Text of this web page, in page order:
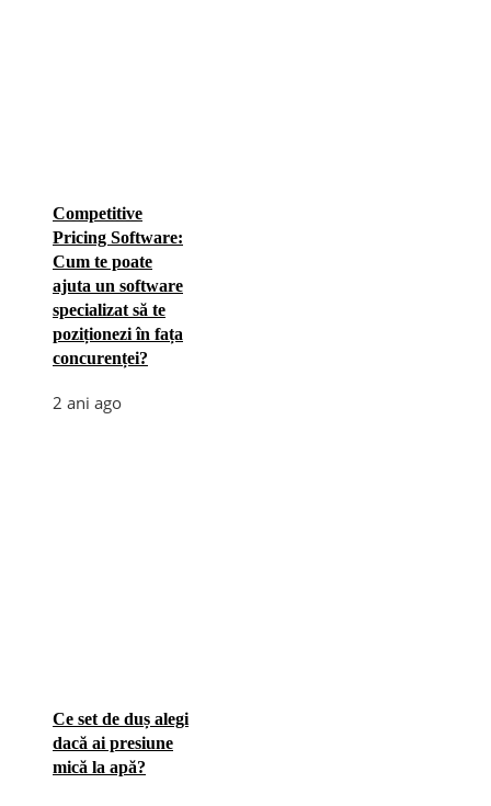
Competitive
Pricing Software:
Cum te poate
ajuta un software
specializat să te
poziționezi în fața
concurenței?
2 ani ago
Ce set de duș alegi
dacă ai presiune
mică la apă?